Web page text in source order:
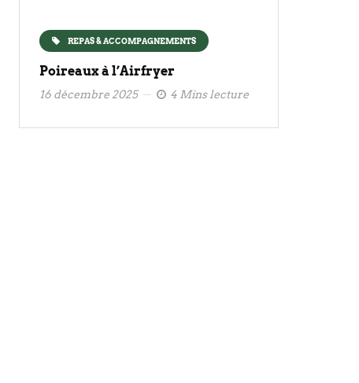
REPAS & ACCOMPAGNEMENTS
Poireaux à l’Airfryer
16 décembre 2025 4 Mins lecture